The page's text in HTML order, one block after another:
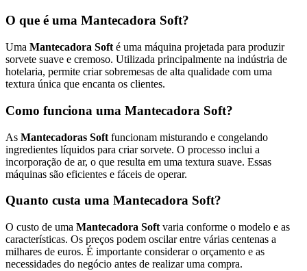
O que é uma Mantecadora Soft?
Uma Mantecadora Soft é uma máquina projetada para produzir
sorvete suave e cremoso. Utilizada principalmente na indústria de
hotelaria, permite criar sobremesas de alta qualidade com uma
textura única que encanta os clientes.
Como funciona uma Mantecadora Soft?
As Mantecadoras Soft funcionam misturando e congelando
ingredientes líquidos para criar sorvete. O processo inclui a
incorporação de ar, o que resulta em uma textura suave. Essas
máquinas são eficientes e fáceis de operar.
Quanto custa uma Mantecadora Soft?
O custo de uma Mantecadora Soft varia conforme o modelo e as
características. Os preços podem oscilar entre várias centenas a
milhares de euros. É importante considerar o orçamento e as
necessidades do negócio antes de realizar uma compra.